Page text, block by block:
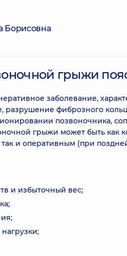
Борисовна
грыжи
заболевание,
разрушение фиброзного
позвоночника,
грыжи может быть как
и оперативным (при
и избыточный вес;